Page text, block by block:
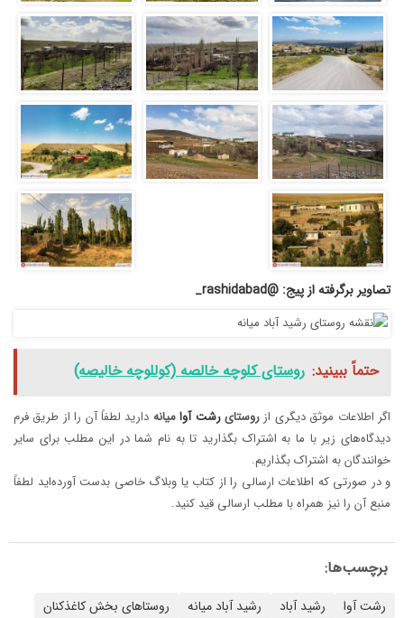
تصاویر برگرفته از پیج: @rashidabad_
حتماً ببینید: روستای کلوچه خالصه (کوللوچه خالیصه)
اگر اطلاعات موثق دیگری ازروستای رشت آوا میانه دارید لطفاً آن را از طریق فرم
دیدگاه‌های زیر با ما به اشتراک بگذارید تا به نام شما در این مطلب برای سایر
خوانندگان به اشتراک بگذاریم.
و در صورتی که اطلاعات ارسالی را از کتاب یا وبلاگ خاصی بدست آورده‌اید لطفاً
منبع آن را نیز همراه با مطلب ارسالی قید کنید.
برچسب‌ها:
رشت آوا رشید آباد رشید آباد میانه
روستاهای بخش کاغذکنان